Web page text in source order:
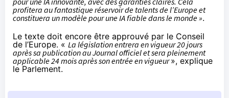
profitera au fantastique réservoir de talents de l’Europe et
constituera un modèle pour une IA fiable dans le monde ».
Le texte doit encore être approuvé par le Conseil
de l’Europe. « La législation entrera en vigueur 20 jours
après sa publication au Journal officiel et sera pleinement
applicable 24 mois après son entrée en vigueur», explique
le Parlement.